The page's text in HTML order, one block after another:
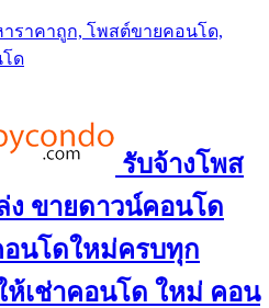
าราคาถูก, โพสต์ขายคอนโด,
ด
รับจ้างโพส
ง ขายดาวน์คอนโด
นโดใหม่ครบทุก
ห้เช่าคอนโด ใหม่ คอน